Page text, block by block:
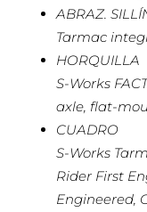
ABRAZ.
Tarmac
HORQUILLA
S-Works
axle, flat-
CUADRO
S-Works
Rider First
Engineered,